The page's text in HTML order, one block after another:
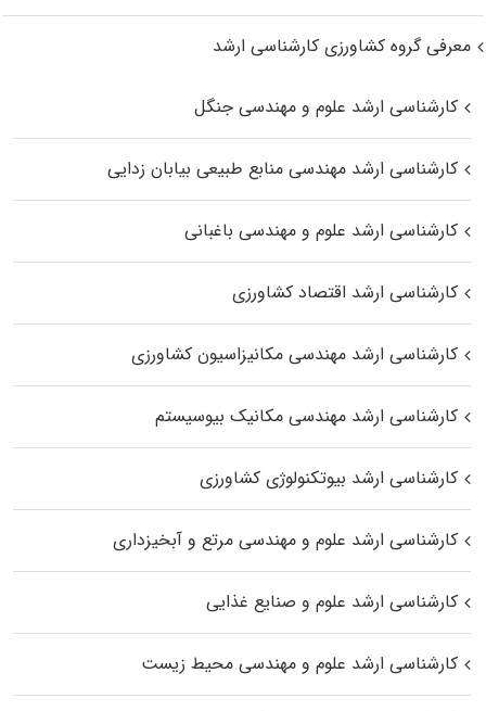
معرفی گروه کشاورزی کارشناسی ارشد
کارشناسی ارشد علوم و مهندسی جنگل
کارشناسی ارشد مهندسی منابع طبیعی بیابان زدایی
کارشناسی ارشد علوم و مهندسی باغبانی
کارشناسی ارشد اقتصاد کشاورزی
کارشناسی ارشد مهندسی مکانیزاسیون کشاورزی
کارشناسی ارشد مهندسی مکانیک بیوسیستم
کارشناسی ارشد بیوتکنولوژی کشاورزی
کارشناسی ارشد علوم و مهندسی مرتع و آبخیزداری
کارشناسی ارشد علوم و صنایع غذایی
کارشناسی ارشد علوم و مهندسی محیط زیست